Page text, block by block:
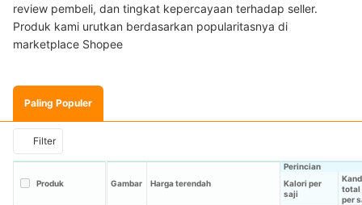
review pembeli, dan tingkat kepercayaan terhadap seller.
Produk kami urutkan berdasarkan popularitasnya di
marketplace Shopee
Paling Populer
Filter
Produk Gambar Harga terendah
Perincian
Kalori per
saji
total
per